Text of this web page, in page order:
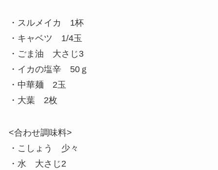
・スルメイカ 1杯
・キャベツ 1/4玉
・ごま油 大さじ3
・イカの塩辛 50ｇ
・中華麺 2玉
・大葉 2枚
<合わせ調味料>
・こしょう 少々
・水 大さじ2